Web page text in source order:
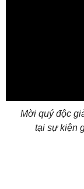
Mời quý độc
tại sự kiện